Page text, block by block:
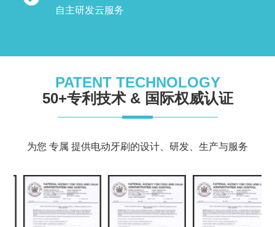
自主研发云服务
PATENT TECHNOLOGY
50+专利技术 & 国际权威认证
为您 专属 提供电动牙刷的设计、研发、生产与服务